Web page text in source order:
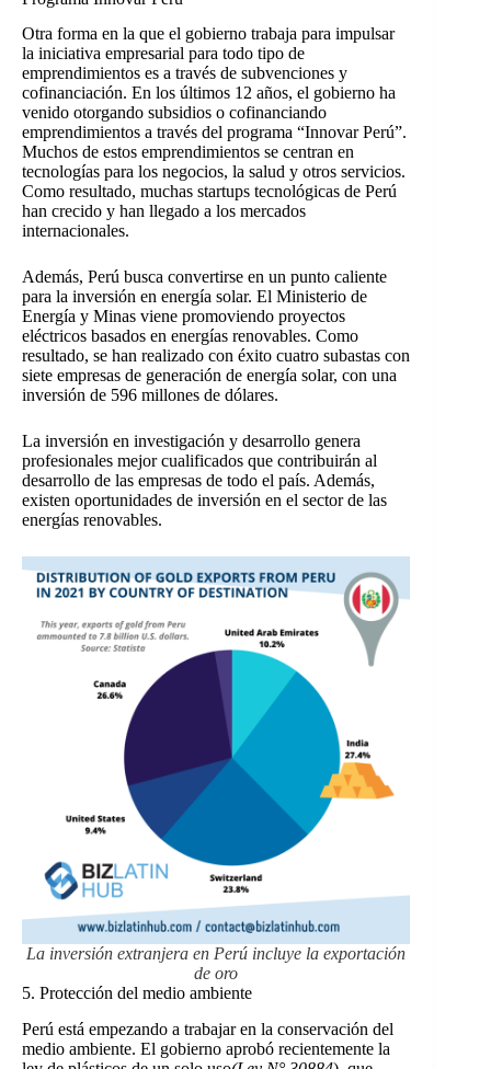
Otra forma en la que el gobierno trabaja para impulsar
la iniciativa empresarial para todo tipo de
emprendimientos es a través de subvenciones y
cofinanciación. En los últimos 12 años, el gobierno ha
venido otorgando subsidios o cofinanciando
emprendimientos a través del programa “Innovar Perú”.
Muchos de estos emprendimientos se centran en
tecnologías para los negocios, la salud y otros servicios.
Como resultado, muchas startups tecnológicas de Perú
han crecido y han llegado a los mercados
internacionales.
Además, Perú busca convertirse en un punto caliente
para la inversión en energía solar. El Ministerio de
Energía y Minas viene promoviendo proyectos
eléctricos basados en energías renovables. Como
resultado, se han realizado con éxito cuatro subastas con
siete empresas de generación de energía solar, con una
inversión de 596 millones de dólares.
La inversión en investigación y desarrollo genera
profesionales mejor cualificados que contribuirán al
desarrollo de las empresas de todo el país. Además,
existen oportunidades de inversión en el sector de las
energías renovables.
La inversión extranjera en Perú incluye la exportación
de oro
5. Protección del medio ambiente
Perú está empezando a trabajar en la conservación del
medio ambiente. El gobierno aprobó recientemente la